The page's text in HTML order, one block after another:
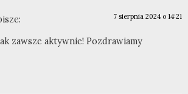
7 sierpnia 2024 o 14:21
zawsze aktywnie! Pozdrawiamy